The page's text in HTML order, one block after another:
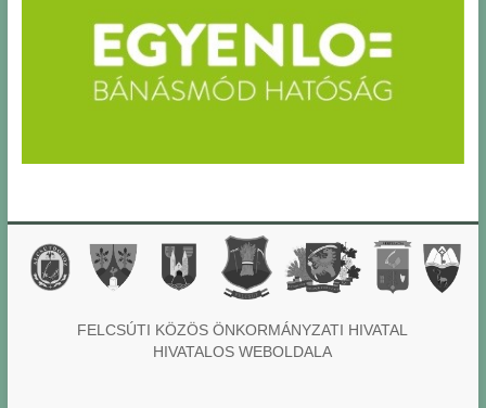
FELCSÚTI KÖZÖS ÖNKORMÁNYZATI HIVATAL
HIVATALOS WEBOLDALA